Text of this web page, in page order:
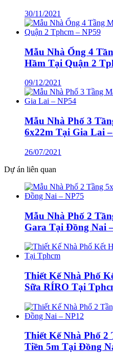
30/11/2021
Mẫu Nhà Ống 4
Hầm Tại Quận 2
09/12/2021
Mẫu Nhà Phố 3
6x22m Tại Gia Lai
26/07/2021
Dự án liên quan
Mẫu Nhà Phố 2
Gara Tại Đồng Nai
Thiết Kế Nhà Phố
Sữa RÍRO Tại
Thiết Kế Nhà Phố 2
Tiền 5m Tại Đồng